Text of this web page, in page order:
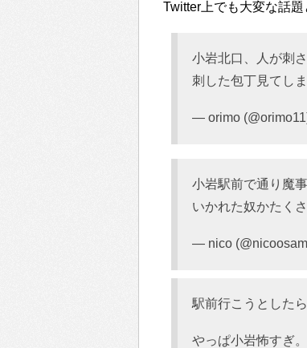
Twitter上でも大変な話題
小岩北口、人が刺さ
刺した包丁見てし
— orimo
小岩駅前で通り魔事
いかれた奴かたく
— nico
駅前行こうとした
やっぱ小岩怖すぎ。